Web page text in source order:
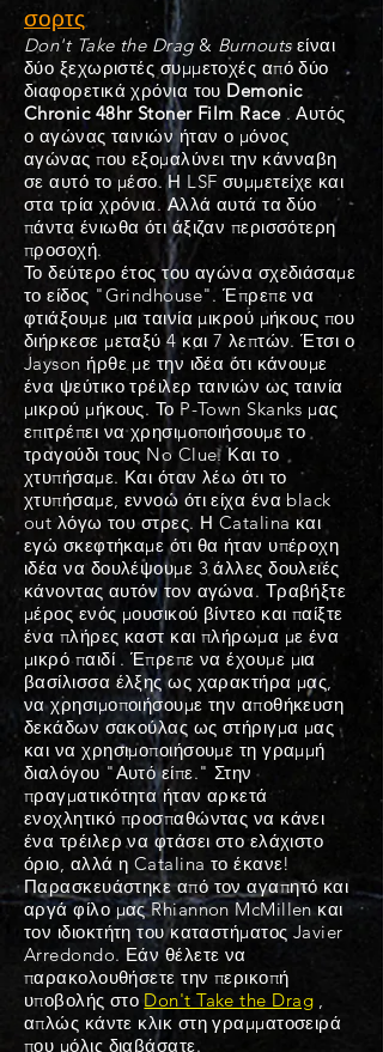
σορτς
Don't Take the Drag& Burnoutsείναι
δύο ξεχωριστές συμμετοχές από δύο
διαφορετικά χρόνια του Demonic
Chronic 48hr Stoner Film Race. Αυτός
ο αγώνας ταινιών ήταν ο μόνος
αγώνας που εξομαλύνει την κάνναβη
σε αυτό το μέσο. Η LSF συμμετείχε και
στα τρία χρόνια. Αλλά αυτά τα δύο
πάντα ένιωθα ότι άξιζαν περισσότερη
προσοχή.
Το δεύτερο έτος του αγώνα σχεδιάσαμε
το είδος "Grindhouse". Έπρεπε να
φτιάξουμε μια ταινία μικρού μήκους που
διήρκεσε μεταξύ 4 και 7 λεπτών. Έτσι ο
Jayson ήρθε με την ιδέα ότι κάνουμε
ένα ψεύτικο τρέιλερ ταινιών ως ταινία
μικρού μήκους. Το P-Town Skanks μας
επιτρέπει να χρησιμοποιήσουμε το
τραγούδι τους No Clue. Και το
χτυπήσαμε. Και όταν λέω ότι το
χτυπήσαμε, εννοώ ότι είχα ένα black
out λόγω του στρες. Η Catalina και
εγώ σκεφτήκαμε ότι θα ήταν υπέροχη
ιδέα να δουλέψουμε 3 άλλες δουλειές
κάνοντας αυτόν τον αγώνα. Τραβήξτε
μέρος ενός μουσικού βίντεο και παίξτε
ένα πλήρες καστ και πλήρωμα με ένα
μικρό παιδί . Έπρεπε να έχουμε μια
βασίλισσα έλξης ως χαρακτήρα μας,
να χρησιμοποιήσουμε την αποθήκευση
δεκάδων σακούλας ως στήριγμα μας
και να χρησιμοποιήσουμε τη γραμμή
διαλόγου "Αυτό είπε." Στην
πραγματικότητα ήταν αρκετά
ενοχλητικό προσπαθώντας να κάνει
ένα τρέιλερ να φτάσει στο ελάχιστο
όριο, αλλά η Catalina το έκανε!
Παρασκευάστηκε από τον αγαπητό και
αργά φίλο μας Rhiannon McMillen και
τον ιδιοκτήτη του καταστήματος Javier
Arredondo. Εάν θέλετε να
παρακολουθήσετε την περικοπή
υποβολής στο Don't Take the Drag
απλώς κάντε κλικ στη γραμματοσειρά
που μόλις διαβάσατε.